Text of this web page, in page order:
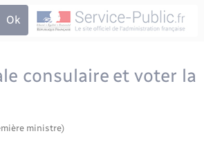
consulaire et voter la
ministre)